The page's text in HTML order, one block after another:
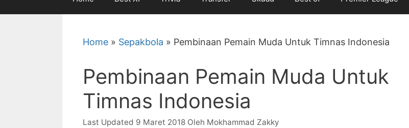
Home » Sepakbola » Pembinaan Pemain Muda Untuk Timnas Indonesia
Pembinaan Pemain Muda Untuk
Timnas Indonesia
9 Maret 2018 Oleh Mokhammad Zakky